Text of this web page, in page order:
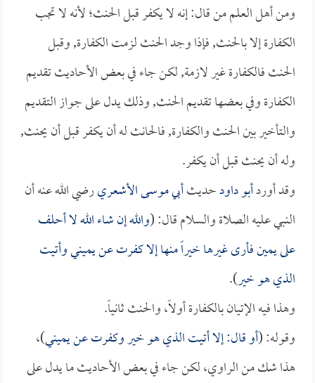
ومن أهل العلم من قال: إنه لا يكفر قبل الحنث؛ لأنه لا تجب
الكفارة إلا بالحنث, فإذا وجد الحنث لزمت الكفارة, وقبل
الحنث فالكفارة غير لازمة, لكن جاء في بعض الأحاديث تقديم
الكفارة وفي بعضها تقديم الحنث, وذلك يدل على جواز التقديم
والتأخير بين الحنث والكفارة, فالحانث له أن يكفر قبل أن يحنث,
وله أن يحنث قبل أن يكفر.
وقد أوردأبو داودحديثأبي موسى الأشعريرضي الله عنه أن
النبي عليه الصلاة والسلام قال: (والله إن شاء الله لا أحلف
على يمين فأرى غيرها خيراً منها إلا كفرت عن يميني وأتيت
الذي هو خير).
وهذا فيه الإتيان بالكفارة أولاً، والحنث ثانياً.
وقوله: (أو قال: إلا أتيت الذي هو خير وكفرت عن يميني)،
هذا شك من الراوي، لكن جاء في بعض الأحاديث ما يدل على